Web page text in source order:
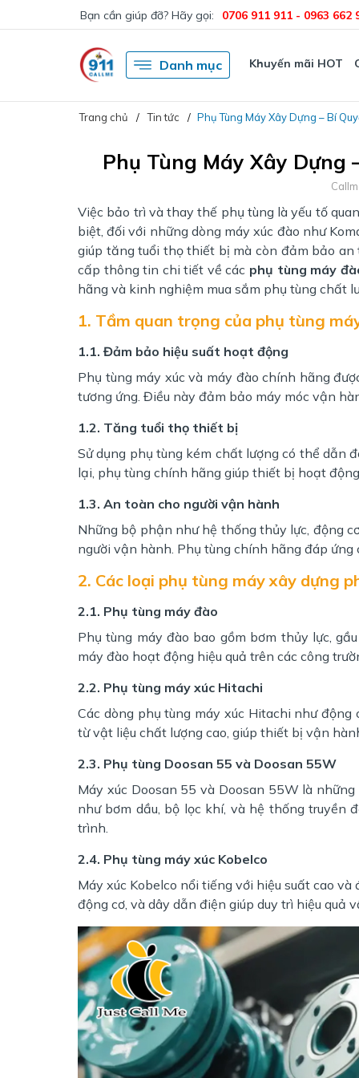
Bạn cần giúp đỡ? Hãy gọi: 0706 911 911 - 0963 662
Danh mục Khuyến mãi HOT
Trang chủ Tin tức Phụ Tùng Máy Xây Dựng – Bí
Phụ Tùng Máy Xây Dựng
Việc bảo trì và thay thế phụ tùng là yếu tố
biệt, đối với những dòng máy xúc đào như
giúp tăng tuổi thọ thiết bị mà còn đảm bảo
cấp thông tin chi tiết về các phụ tùng máy
hãng và kinh nghiệm mua sắm phụ tùng chất
1. Tầm quan trọng của phụ tùng
1.1. Đảm bảo hiệu suất hoạt động
Phụ tùng máy xúc và máy đào chính hãng
tương ứng. Điều này đảm bảo máy móc vận
1.2. Tăng tuổi thọ thiết bị
Sử dụng phụ tùng kém chất lượng có thể dẫn
lại, phụ tùng chính hãng giúp thiết bị hoạt
1.3. An toàn cho người vận hành
Những bộ phận như hệ thống thủy lực, động
người vận hành. Phụ tùng chính hãng đáp
2. Các loại phụ tùng máy xây dựng
2.1. Phụ tùng máy đào
Phụ tùng máy đào bao gồm bơm thủy lực,
máy đào hoạt động hiệu quả trên các công
2.2. Phụ tùng máy xúc Hitachi
Các dòng phụ tùng máy xúc Hitachi như
từ vật liệu chất lượng cao, giúp thiết bị vận
2.3. Phụ tùng Doosan 55 và Doosan 55W
Máy xúc Doosan 55 và Doosan 55W là
như bơm dầu, bộ lọc khí, và hệ thống truyền
trình.
2.4. Phụ tùng máy xúc Kobelco
Máy xúc Kobelco nổi tiếng với hiệu suất cao
động cơ, và dây dẫn điện giúp duy trì hiệu quả